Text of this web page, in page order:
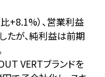
+8.1%）、営業利益
たが、純利益は前期
VERTブランドを